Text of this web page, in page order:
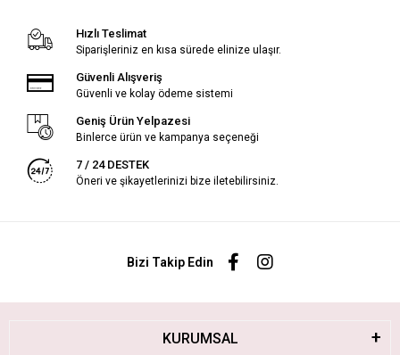
Hızlı Teslimat
Siparişleriniz en kısa sürede elinize ulaşır.
Güvenli Alışveriş
Güvenli ve kolay ödeme sistemi
Geniş Ürün Yelpazesi
Binlerce ürün ve kampanya seçeneği
7 / 24 DESTEK
Öneri ve şikayetlerinizi bize iletebilirsiniz.
Bizi Takip Edin
KURUMSAL